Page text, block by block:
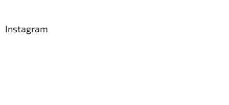
Instagram